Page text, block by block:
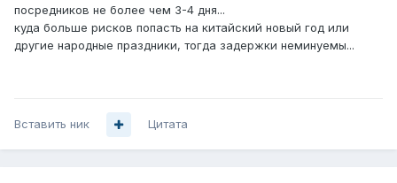
посредников не более чем 3-4 дня...
куда больше рисков попасть на китайский новый год или
другие народные праздники, тогда задержки неминуемы...
Вставить ник Цитата